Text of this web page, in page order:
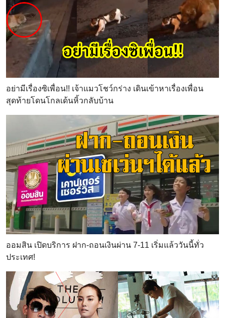
อย่ามีเรื่องซิเพื่อน!! เจ้าแมวโชว์กร่าง เดินเข้าหาเรื่องเพื่อน
สุดท้ายโดนโกลเด้นหิ้วกลับบ้าน
ออมสิน เปิดบริการ ฝาก-ถอนเงินผ่าน 7-11 เริ่มแล้ววันนี้ทั่ว
ประเทศ!